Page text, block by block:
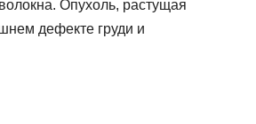
Опухоль, растущая
дефекте груди и